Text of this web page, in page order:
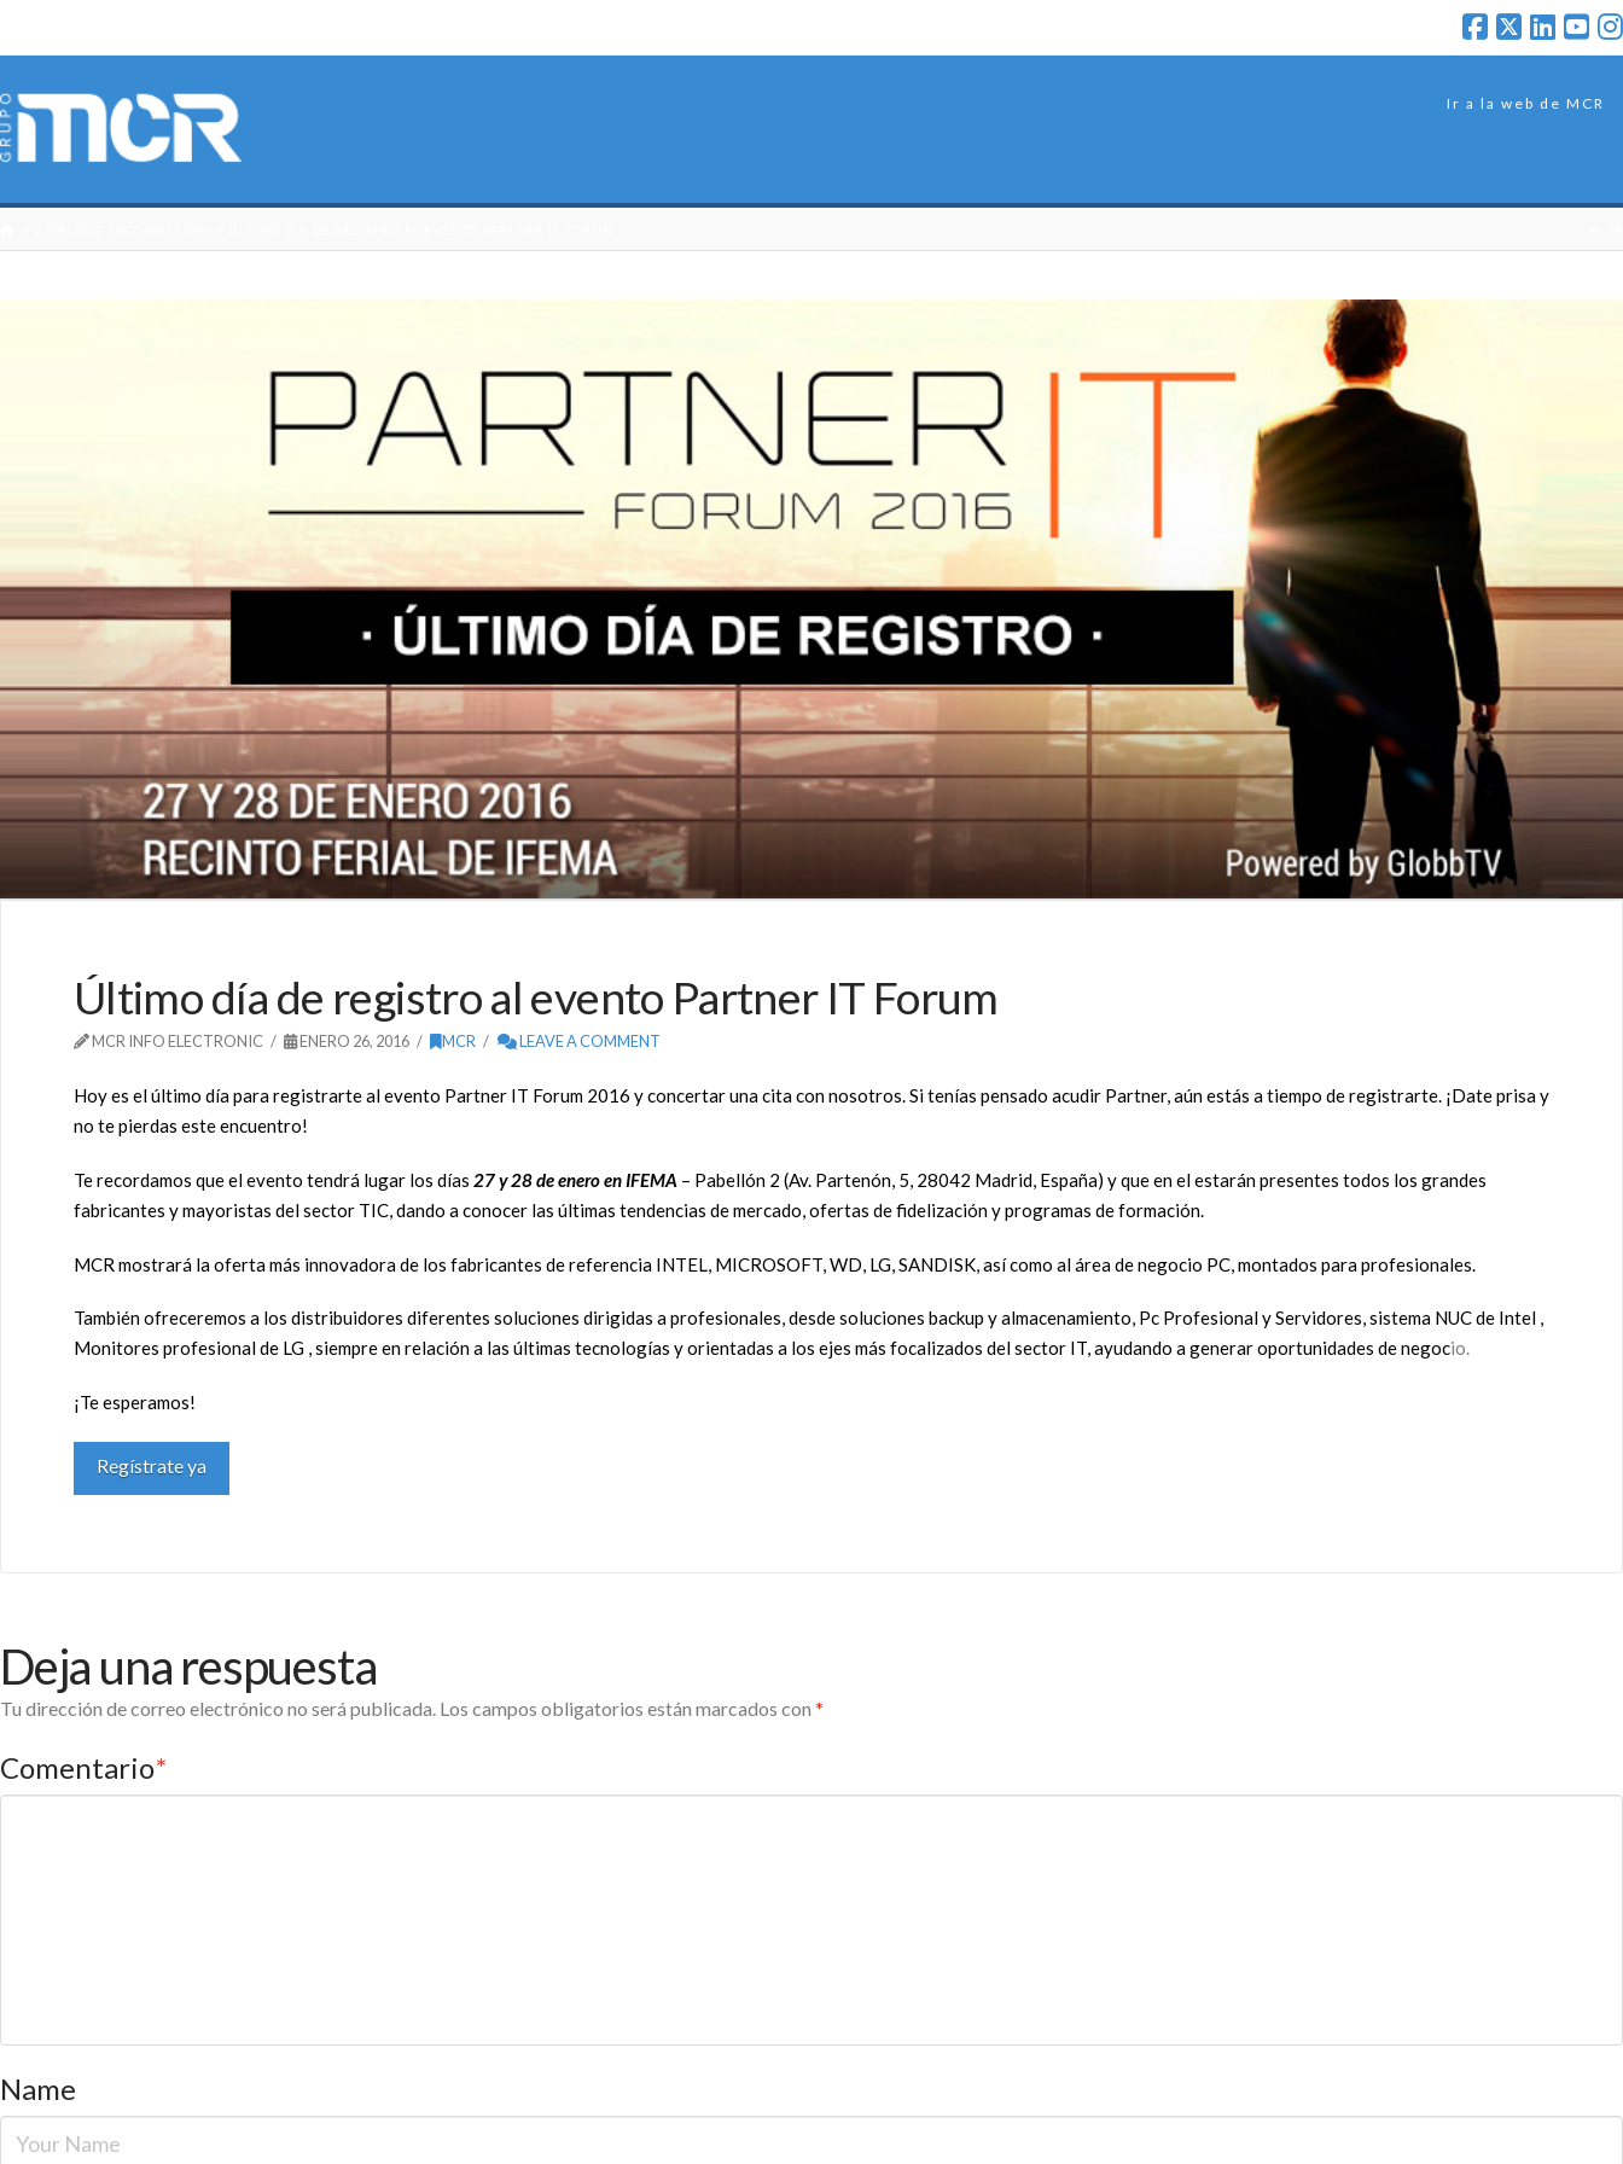
Ir a la web de MCR
Último día de registro al evento Partner IT Forum
MCR INFO ELECTRONIC ENERO 26, 2016 MCR LEAVE A COMMENT
Hoy es el último día para registrarte al evento Partner IT Forum 2016 y concertar una cita con nosotros. Si tenías pensado acudir Partner, aún estás a tiempo de registrarte. ¡Date prisa y
no te pierdas este encuentro!
Te recordamos que el evento tendrá lugar los días 27 y 28 de enero en IFEMA – Pabellón 2 (Av. Partenón, 5, 28042 Madrid, España) y que en el estarán presentes todos los grandes
fabricantes y mayoristas del sector TIC, dando a conocer las últimas tendencias de mercado, ofertas de fidelización y programas de formación.
MCR mostrará la oferta más innovadora de los fabricantes de referencia INTEL, MICROSOFT, WD, LG, SANDISK, así como al área de negocio PC, montados para profesionales.
También ofreceremos a los distribuidores diferentes soluciones dirigidas a profesionales, desde soluciones backup y almacenamiento, Pc Profesional y Servidores, sistema NUC de Intel ,
Monitores profesional de LG , siempre en relación a las últimas tecnologías y orientadas a los ejes más focalizados del sector IT, ayudando a generar oportunidades de negocio.
¡Te esperamos!
Regístrate ya
Deja una respuesta
Tu dirección de correo electrónico no será publicada. Los campos obligatorios están marcados con *
Comentario*
Name